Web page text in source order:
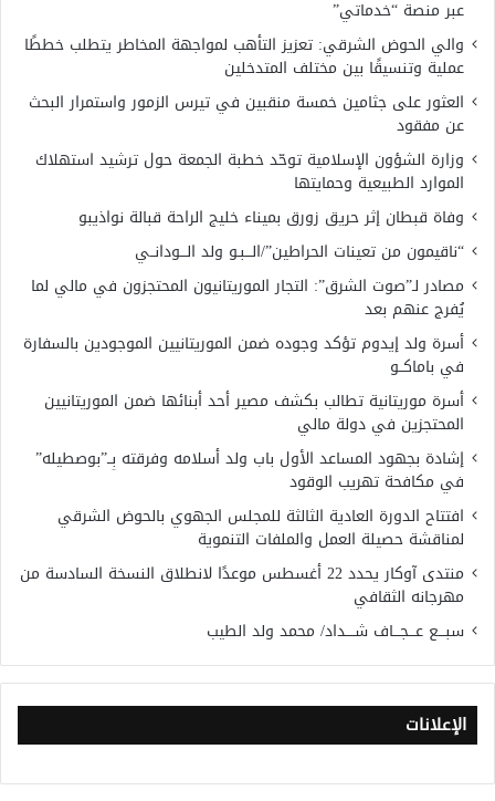
عبر منصة “خدماتي”
والي الحوض الشرقي: تعزيز التأهب لمواجهة المخاطر يتطلب خططًا
عملية وتنسيقًا بين مختلف المتدخلين
العثور على جثامين خمسة منقبين في تيرس الزمور واستمرار البحث
عن مفقود
وزارة الشؤون الإسلامية توحّد خطبة الجمعة حول ترشيد استهلاك
الموارد الطبيعية وحمايتها
وفاة قبطان إثر حريق زورق بميناء خليج الراحة قبالة نواذيبو
“ناقيمون من تعينات الحراطين”/الـــبـو ولد الـــودانــي
مصادر لـ”صوت الشرق”: التجار الموريتانيون المحتجزون في مالي لما
يُفرج عنهم بعد
أسرة ولد إيدوم تؤكد وجوده ضمن الموريتانيين الموجودين بالسفارة
في باماكــو
أسرة موريتانية تطالب بكشف مصير أحد أبنائها ضمن الموريتانيين
المحتجزين في دولة مالي
إشادة بجهود المساعد الأول باب ولد أسلامه وفرقته بِــ”بوصطيله”
في مكافحة تهريب الوقود
افتتاح الدورة العادية الثالثة للمجلس الجهوي بالحوض الشرقي
لمناقشة حصيلة العمل والملفات التنموية
منتدى آوكار يحدد 22 أغسطس موعدًا لانطلاق النسخة السادسة من
مهرجانه الثقافي
سبـــع عـــجـــاف شــــداد/ محمد ولد الطيب
الإعلانات